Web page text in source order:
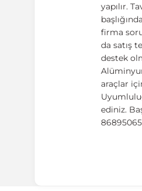
yapılır.
firma
da satış
destek
araçlar
ediniz.